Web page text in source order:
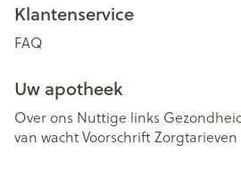
Klantenservice
FAQ
Uw apotheek
Over ons Nuttige links
van wachtVoorschriftZorgtarieven